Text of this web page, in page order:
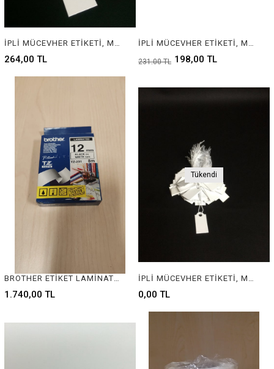
İPLİ MÜCEVHER ETİKETİ, MÜCEVHER ETİKETİ, TAKI ETİKETİ, BARKOD ETİKETİ, PIRLANTA ETİKETİ, GÜMÜŞÇÜ ETİKETİ, BİJÜTERİ ETİKETİ, KUYUMCU ETİKETİ, JEWELRY TAG, JEWELRY LABEL, BARCOD TAG, SILVER TAG, GOLD TAG , DIAMOND TAG
264,00 TL
İPLİ MÜCEVHER ETİKETİ, MÜCEVHER ETİKETİ, TAKI ETİKETİ, BARKOD ETİKETİ, PIRLANTA ETİKETİ, GÜMÜŞÇÜ ETİKETİ, BİJÜTERİ ETİKETİ, KUYUMCU ETİKETİ, JEWELRY TAG, JEWELRY LABEL, BARCOD TAG, SILVER TAG, GOLD TAG , DIAMOND TAG
198,00 TL
231,00 TL
1.740,00 TL
Tükendi
0,00 TL